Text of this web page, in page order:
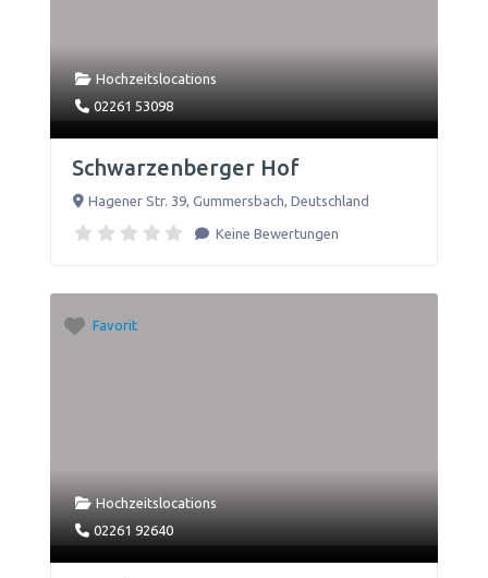
Hochzeitslocations
02261 53098
Schwarzenberger Hof
Hagener Str. 39, Gummersbach Deutschland
Keine Bewertungen
Favorit
Hochzeitslocations
02261 92640